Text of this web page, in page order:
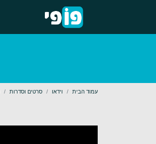
עמוד הבית וידאו סרטים וסדרות